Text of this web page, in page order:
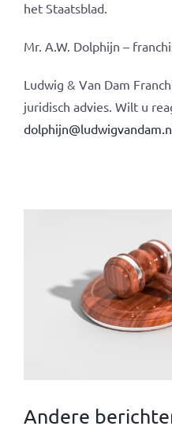
het Staatsblad.
Mr. A.W. Dolphijn –
Ludwig & Van Dam
juridisch advies. Wilt u
Andere